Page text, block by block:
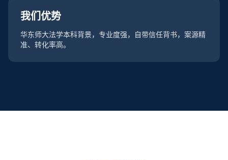
我们优势
华东师大法学本科背景，专业度强，自带信任背书，案源精
准、转化率高。